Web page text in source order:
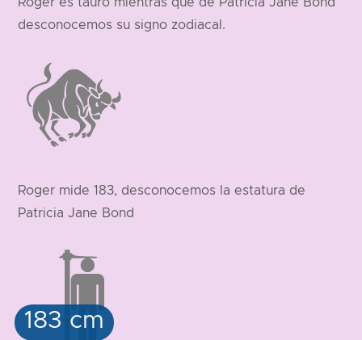
desconocemos su signo zodiacal.
Roger mide 183, desconocemos la estatura de
Patricia Jane Bond